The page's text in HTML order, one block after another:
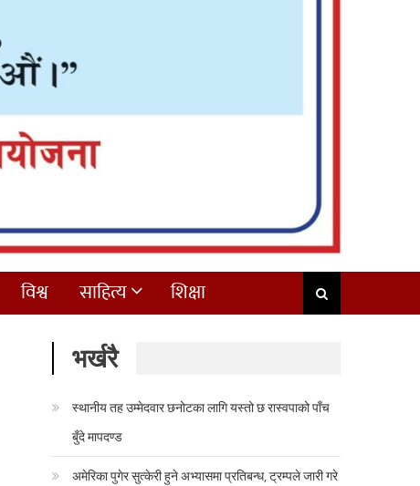
विश्व साहित्य शिक्षा
भर्खरै
स्थानीय तह उम्मेदवार छनोटका लागि यस्तो छ रास्वपाको पाँच
बुँदे मापदण्ड
अमेरिका पुगेर सुत्केरी हुने अभ्यासमा प्रतिबन्ध, ट्रम्पले जारी गरे